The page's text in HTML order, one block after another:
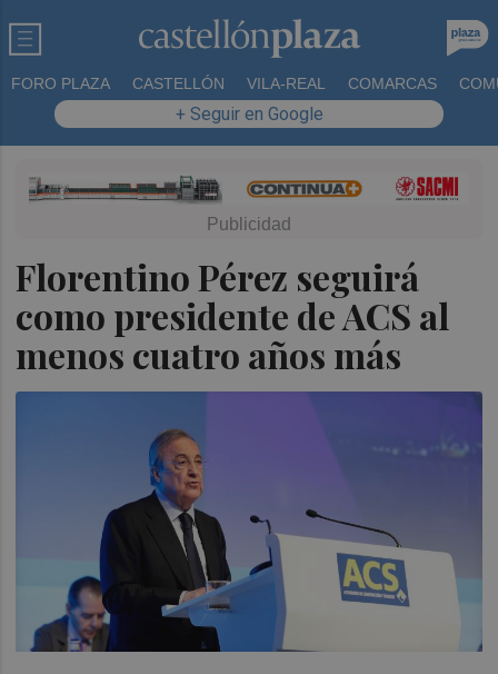
FORO PLAZA CASTELLÓN VILA-REAL COMARCAS
+ Seguir en Google
Florentino Pérez seguirá
como presidente de ACS al
menos cuatro años más